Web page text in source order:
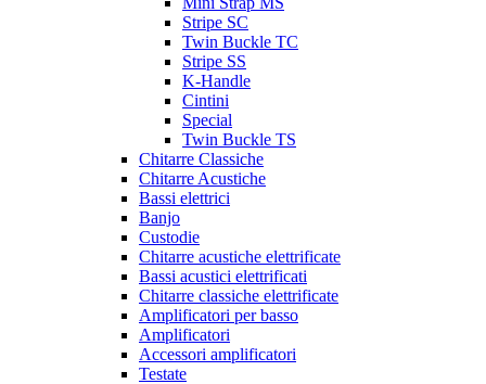
Stripe SC
Twin Buckle TC
Stripe SS
K-Handle
Cintini
Special
Twin Buckle TS
Chitarre Classiche
Chitarre Acustiche
Bassi elettrici
Banjo
Custodie
Chitarre acustiche elettrificate
Bassi acustici elettrificati
Chitarre classiche elettrificate
Amplificatori per basso
Amplificatori
Accessori amplificatori
Testate